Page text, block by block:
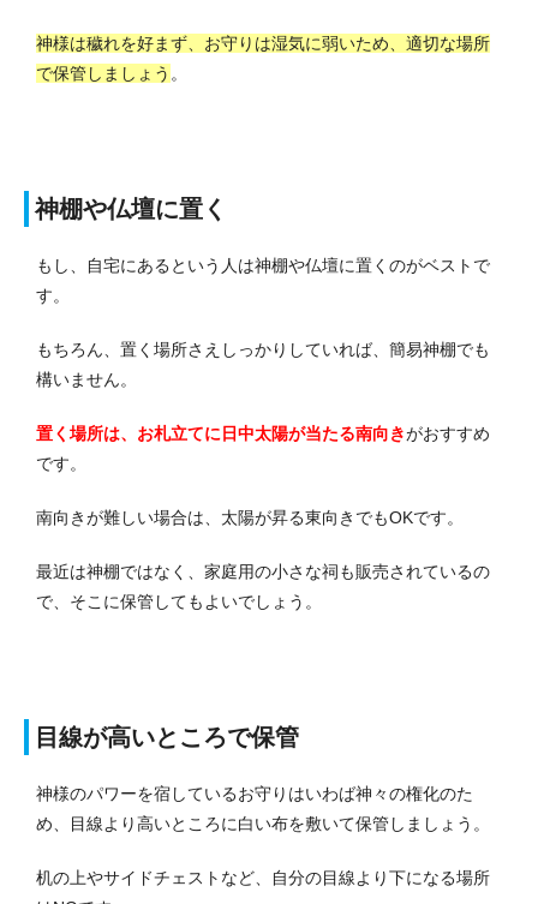
神様は穢れを好まず、お守りは湿気に弱いため、適切な場所
で保管しましょう 。
神棚や仏壇に置く
もし、自宅にあるという人は神棚や仏壇に置くのがベストで
す。
もちろん、置く場所さえしっかりしていれば、簡易神棚でも
構いません。
置く場所は、お札立てに日中太陽が当たる南向きがおすすめ
です。
南向きが難しい場合は、太陽が昇る東向きでもOKです。
最近は神棚ではなく、家庭用の小さな祠も販売されているの
で、そこに保管してもよいでしょう。
目線が高いところで保管
神様のパワーを宿しているお守りはいわば神々の権化のた
め、目線より高いところに白い布を敷いて保管しましょう。
机の上やサイドチェストなど、自分の目線より下になる場所